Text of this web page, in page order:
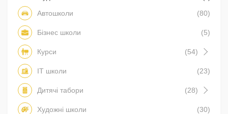
Автошколи (80)
Бізнес школи (5)
Курси (54)
IT школи (23)
Дитячі табори (28)
Художні школи (30)